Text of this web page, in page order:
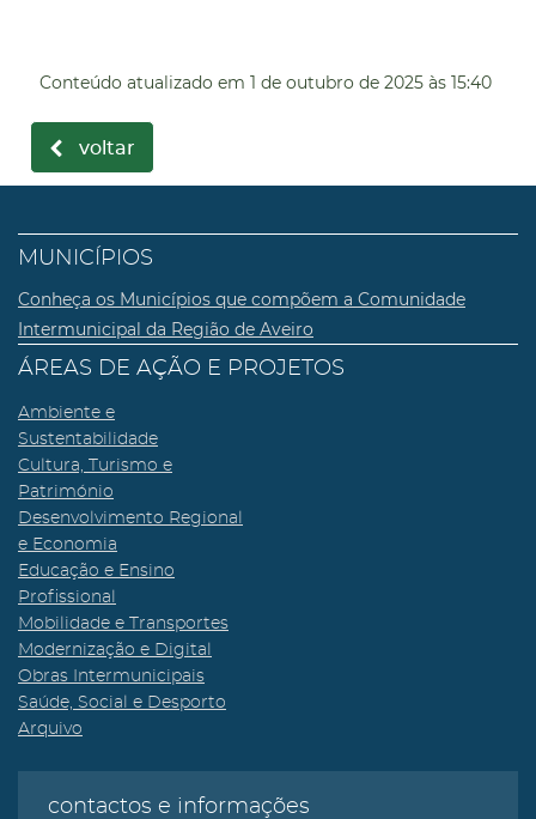
Conteúdo atualizado em 1 de outubro de 2025 às 15:40
voltar
MUNICÍPIOS
Conheça os Municípios que compõem a Comunidade
Intermunicipal da Região de Aveiro
ÁREAS DE AÇÃO E PROJETOS
Ambiente e
Sustentabilidade
Cultura, Turismo e
Património
Desenvolvimento Regional
e Economia
Educação e Ensino
Profissional
Mobilidade e Transportes
Modernização e Digital
Obras Intermunicipais
Saúde, Social e Desporto
Arquivo
contactos e informações